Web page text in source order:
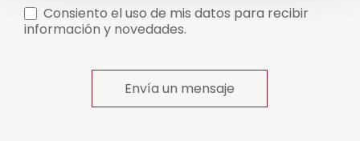
Consiento el uso de mis datos para recibir
información y novedades.
Envía un mensaje